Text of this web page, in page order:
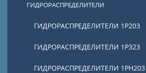
ГИДРОРАСПРЕДЕЛИТЕЛИ
ГИДРОРАСПРЕДЕЛИТЕЛИ 1Р203
ГИДРОРАСПРЕДЕЛИТЕЛИ 1Р323
ГИДРОРАСПРЕДЕЛИТЕЛИ 1РН203